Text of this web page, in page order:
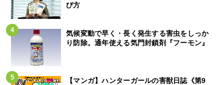
び方
気候変動で早く・長く発生する害虫をしっか
り防除。通年使える気門封鎖剤『フーモン』
【マンガ】ハンターガールの害獣日誌《第9